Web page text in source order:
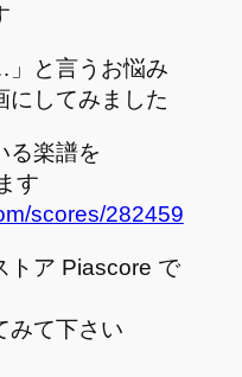
」と言うお悩み
にしてみました
る楽譜を
す
scores/282459
ア Piascore で
みて下さい